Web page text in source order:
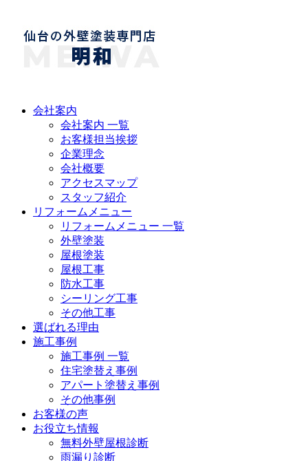
会社案内
会社案内 一覧
お客様担当挨拶
企業理念
会社概要
アクセスマップ
スタッフ紹介
リフォームメニュー
リフォームメニュー 一覧
外壁塗装
屋根塗装
屋根工事
防水工事
シーリング工事
その他工事
選ばれる理由
施工事例
施工事例 一覧
住宅塗替え事例
アパート塗替え事例
その他事例
お客様の声
お役立ち情報
無料外壁屋根診断
雨漏り診断